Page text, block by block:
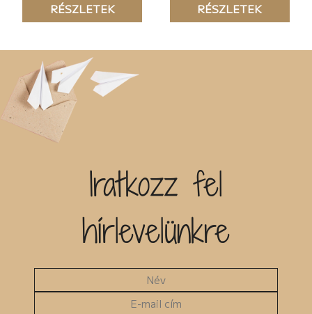
RÉSZLETEK
RÉSZLETEK
Iratkozz fel
hírlevelünkre